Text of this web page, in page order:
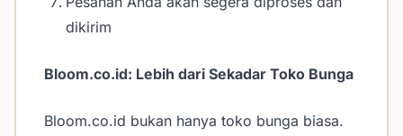
dikirim
Bloom.co.id: Lebih dari Sekadar Toko Bunga
Bloom.co.id bukan hanya toko bunga biasa.